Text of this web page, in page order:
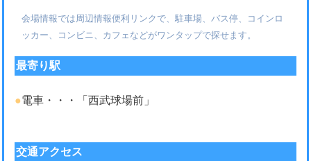
会場情報では周辺情報便利リンクで、駐車場、バス停、コインロ
ッカー、コンビニ、カフェなどがワンタップで探せます。
最寄り駅
●電車・・・「西武球場前」
交通アクセス